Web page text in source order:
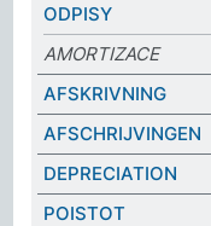
ODPISY
AMORTIZACE
AFSKRIVNING
AFSCHRIJVINGEN
DEPRECIATION
POISTOT